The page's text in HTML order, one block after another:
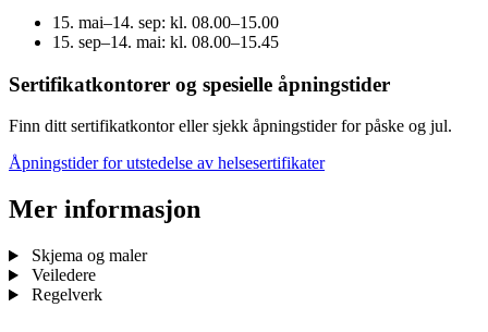
15. mai–14. sep: kl. 08.00–15.00
15. sep–14. mai: kl. 08.00–15.45
Sertifikatkontorer og spesielle åpningstider
Finn ditt sertifikatkontor eller sjekk åpningstider for påske og jul.
Åpningstider for utstedelse av helsesertifikater
Mer informasjon
Skjema og maler
Veiledere
Regelverk